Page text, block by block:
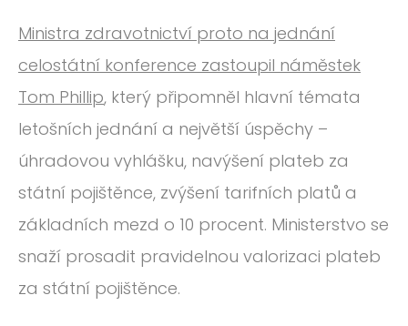
Ministra zdravotnictví proto na jednání
celostátní konference zastoupil náměstek
Tom Phillip, který připomněl hlavní témata
letošních jednání a největší úspěchy –
úhradovou vyhlášku, navýšení plateb za
státní pojištěnce, zvýšení tarifních platů a
základních mezd o 10 procent. Ministerstvo se
snaží prosadit pravidelnou valorizaci plateb
za státní pojištěnce.